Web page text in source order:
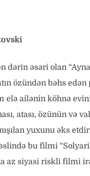
dərin əsəri olan
özündən bəhs
ailənin köhnə
atası, özünün və
yuxunu əks
bu filmi
az siyasi riskli filmi